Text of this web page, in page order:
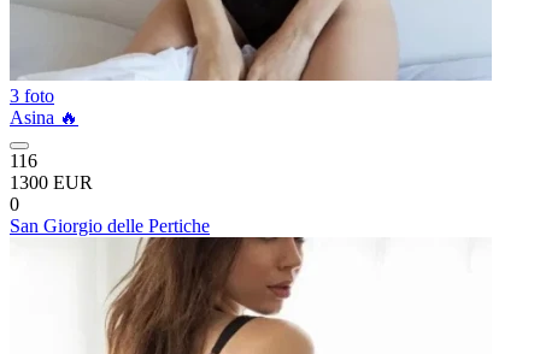
3 foto
Asina 🔥
116
1300 EUR
0
San Giorgio delle Pertiche